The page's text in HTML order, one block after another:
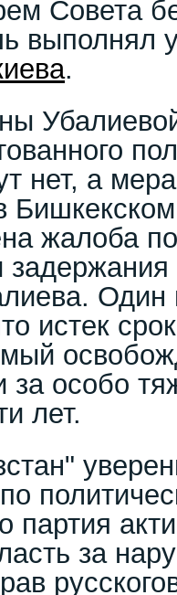
Совета
выполнял
.
нет, а
жалоба
Один
истек
за особо
лет.
партия
за